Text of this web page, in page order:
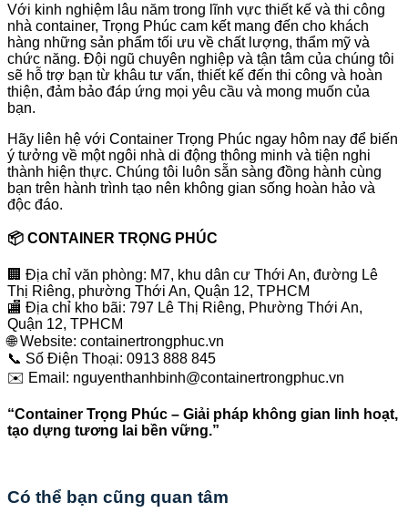
Với kinh nghiệm lâu năm trong lĩnh vực thiết kế và thi công
nhà container, Trọng Phúc cam kết mang đến cho khách
hàng những sản phẩm tối ưu về chất lượng, thẩm mỹ và
chức năng. Đội ngũ chuyên nghiệp và tận tâm của chúng tôi
sẽ hỗ trợ bạn từ khâu tư vấn, thiết kế đến thi công và hoàn
thiện, đảm bảo đáp ứng mọi yêu cầu và mong muốn của
bạn.
Hãy liên hệ với Container Trọng Phúc ngay hôm nay để biến
ý tưởng về một ngôi nhà di động thông minh và tiện nghi
thành hiện thực. Chúng tôi luôn sẵn sàng đồng hành cùng
bạn trên hành trình tạo nên không gian sống hoàn hảo và
độc đáo.
📦 CONTAINER TRỌNG PHÚC
🏢 Địa chỉ văn phòng: M7, khu dân cư Thới An, đường Lê
Thị Riêng, phường Thới An, Quận 12, TPHCM
🏬 Địa chỉ kho bãi: 797 Lê Thị Riêng, Phường Thới An,
Quận 12, TPHCM
🌐 Website: containertrongphuc.vn
📞 Số Điện Thoại: 0913 888 845
✉️ Email: nguyenthanhbinh@containertrongphuc.vn
“Container Trọng Phúc – Giải pháp không gian linh hoạt,
tạo dựng tương lai bền vững.”
Có thể bạn cũng quan tâm